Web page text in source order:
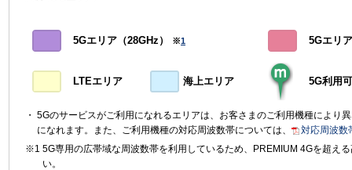
5Gエリア（28GHz） ※1 5Gエリ
LTEエリア 海上エリア 5G利用
5Gのサービスがご利用になれるエリアは、お客さまのご利用機種により
になれます。また、ご利用機種の対応周波数帯については、
対応周波数
5G専用の広帯域な周波数帯を利用しているため、PREMIUM 4Gを超え
い。